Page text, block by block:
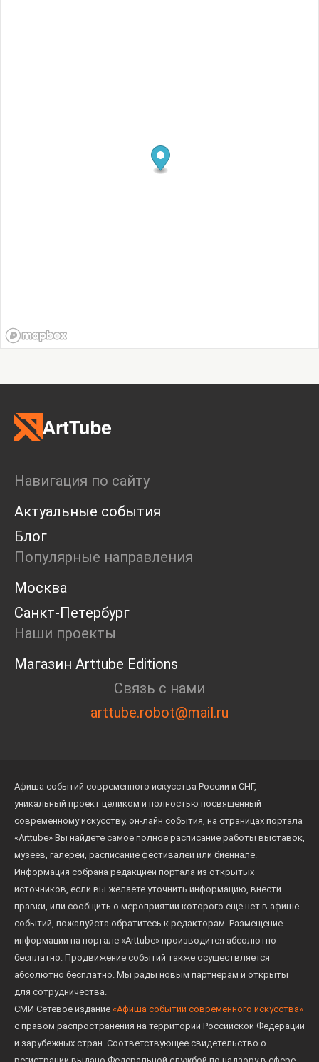
Навигация по сайту
Актуальные события
Блог
Популярные направления
Москва
Санкт-Петербург
Наши проекты
Магазин Arttube Editions
Связь с нами
arttube.robot@mail.ru
Афиша событий современного искусства России и СНГ,
уникальный проект целиком и полностью посвященный
современному искусству, он-лайн события, на страницах портала
«Arttube» Вы найдете самое полное расписание работы выставок,
музеев, галерей, расписание фестивалей или биеннале.
Информация собрана редакцией портала из открытых
источников, если вы желаете уточнить информацию, внести
правки, или сообщить о мероприятии которого еще нет в афише
событий, пожалуйста обратитесь к редакторам. Размещение
информации на портале «Arttube» производится абсолютно
бесплатно. Продвижение событий также осуществляется
абсолютно бесплатно. Мы рады новым партнерам и открыты
для сотрудничества.
СМИ Сетевое издание «Афиша событий современного искусства»
с правом распространения на территории Российской Федерации
и зарубежных стран. Соответствующее свидетельство о